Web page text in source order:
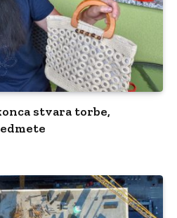
stvara torbe,